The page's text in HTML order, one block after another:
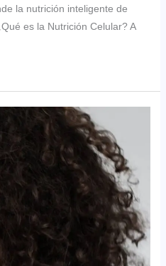
la nutrición inteligente de
es la Nutrición Celular? A